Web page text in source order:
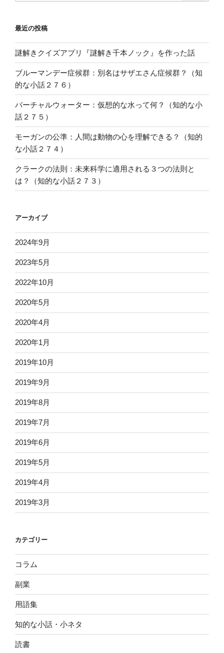
最近の投稿
謎解きクイズアプリ『謎解き千本ノック』を作った話
ブルーマンデー症候群：別名はサザエさん症候群？（知
的な小話２７６）
バーチャルウォーター：仮想的な水って何？（知的な小
話２７５）
モーガンの公準：人間は動物の心を理解できる？（知的
な小話２７４）
クラークの法則：未来科学に適用される３つの法則と
は？（知的な小話２７３）
アーカイブ
2024年9月
2023年5月
2022年10月
2020年5月
2020年4月
2020年1月
2019年10月
2019年9月
2019年8月
2019年7月
2019年6月
2019年5月
2019年4月
2019年3月
カテゴリー
コラム
副業
用語集
知的な小話・小ネタ
読書